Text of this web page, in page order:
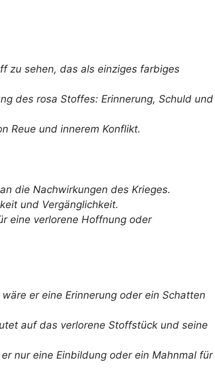
zu sehen, das als einziges farbiges
des rosa Stoffes: Erinnerung, Schuld und
Reue und innerem Konflikt.
die Nachwirkungen des Krieges.
und Vergänglichkeit.
eine verlorene Hoffnung oder
er eine Erinnerung oder ein Schatten
auf das verlorene Stoffstück und seine
nur eine Einbildung oder ein Mahnmal für